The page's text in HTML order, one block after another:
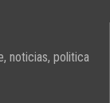
noticias, politica